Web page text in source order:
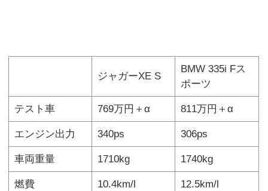
ジャガーXE S
BMW 335i Fス
ポーツ
テスト車 769万円＋α 811万円＋α
エンジン出力 340ps 306ps
車両重量 1710kg 1740kg
燃費 10.4km/l 12.5km/l